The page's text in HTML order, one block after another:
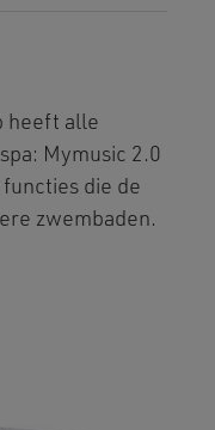
heeft alle
Mymusic 2.0
die de
zwembaden.